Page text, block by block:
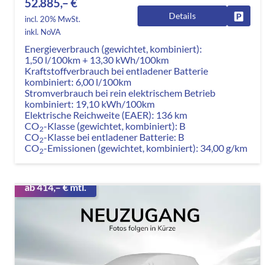
52.885,– €
incl. 20% MwSt.
inkl. NoVA
Details
Energieverbrauch (gewichtet, kombiniert):
1,50 l/100km + 13,30 kWh/100km
Kraftstoffverbrauch bei entladener Batterie
kombiniert: 6,00 l/100km
Stromverbrauch bei rein elektrischem Betrieb
kombiniert: 19,10 kWh/100km
Elektrische Reichweite (EAER): 136 km
CO2-Klasse (gewichtet, kombiniert): B
CO2-Klasse bei entladener Batterie: B
CO2-Emissionen (gewichtet, kombiniert): 34,00 g/km
ab 414,– € mtl.